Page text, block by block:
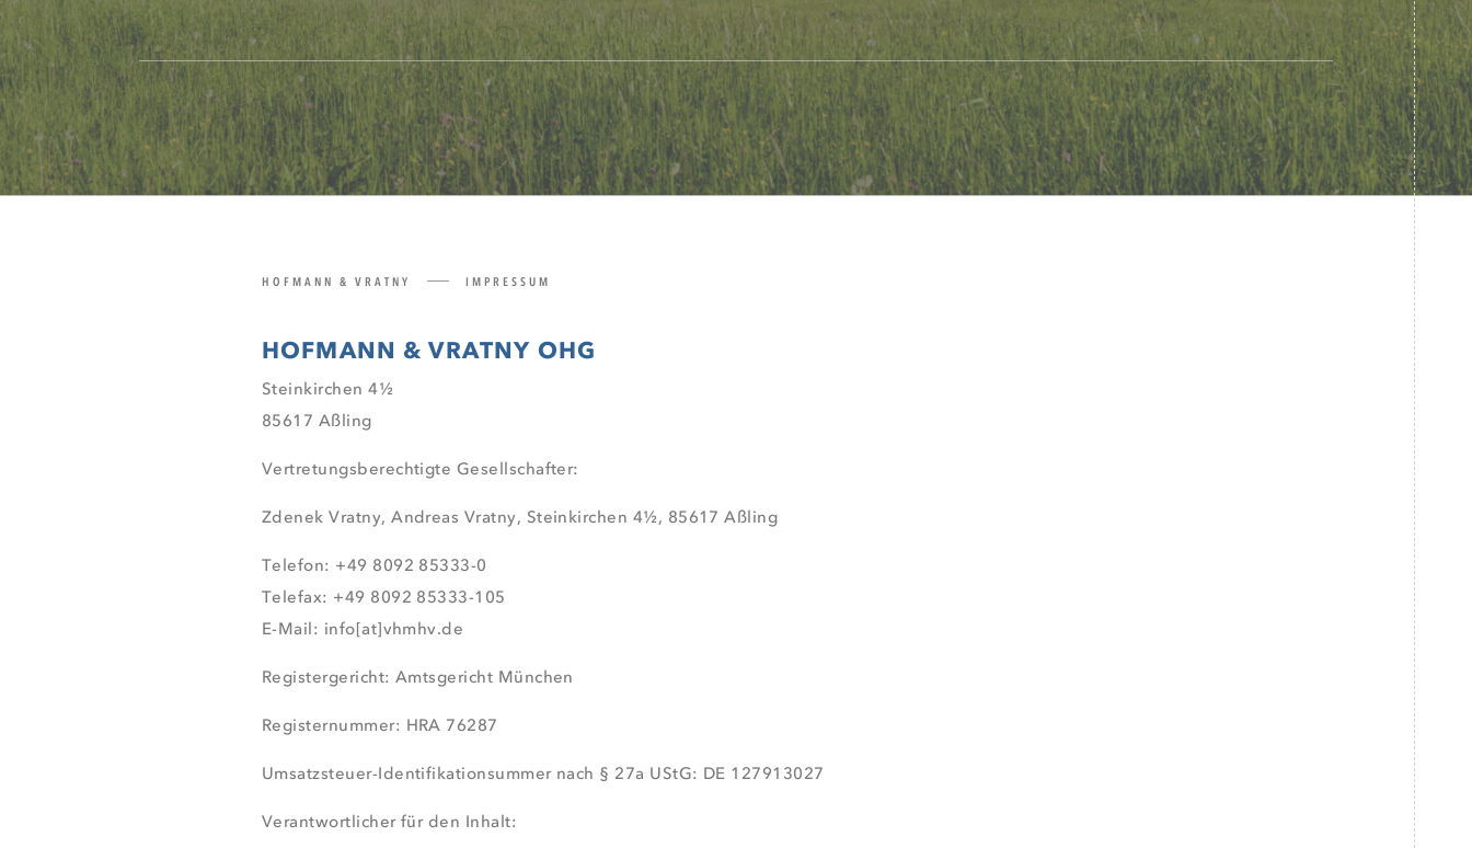
HOFMANN & VRATNY IMPRESSUM
HOFMANN & VRATNY OHG
Steinkirchen 4½
85617 Aßling
Vertretungsberechtigte Gesellschafter:
Zdenek Vratny, Andreas Vratny, Steinkirchen 4½, 85617 Aßling
Telefon: +49 8092 85333-0
Telefax: +49 8092 85333-105
E-Mail: info[at]vhmhv.de
Registergericht: Amtsgericht München
Registernummer: HRA 76287
Umsatzsteuer-Identifikationsummer nach § 27a UStG: DE 127913027
Verantwortlicher für den Inhalt: